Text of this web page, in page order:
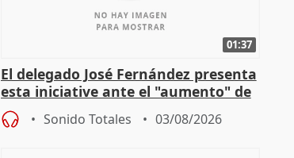
01:37
El delegado José Fernández presenta
esta iniciative ante el "aumento" de
personas sin hogar en Madri
Sonido Totales 03/08/2026